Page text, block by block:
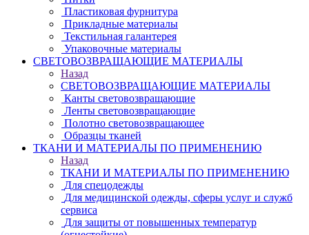
Пластиковая фурнитура
Прикладные материалы
Текстильная галантерея
Упаковочные материалы
СВЕТОВОЗВРАЩАЮЩИЕ МАТЕРИАЛЫ
Назад
СВЕТОВОЗВРАЩАЮЩИЕ МАТЕРИАЛЫ
Канты световозвращающие
Ленты световозвращающие
Полотно световозвращающее
Образцы тканей
ТКАНИ И МАТЕРИАЛЫ ПО ПРИМЕНЕНИЮ
Назад
ТКАНИ И МАТЕРИАЛЫ ПО ПРИМЕНЕНИЮ
Для спецодежды
Для медицинской одежды, сферы услуг и служб
сервиса
Для защиты от повышенных температур